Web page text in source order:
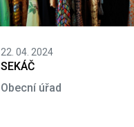
22. 04. 2024
SEKÁČ
Obecní úřad